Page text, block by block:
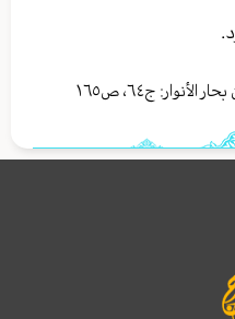
الأنوار: ج٦٤، ص١٦٥